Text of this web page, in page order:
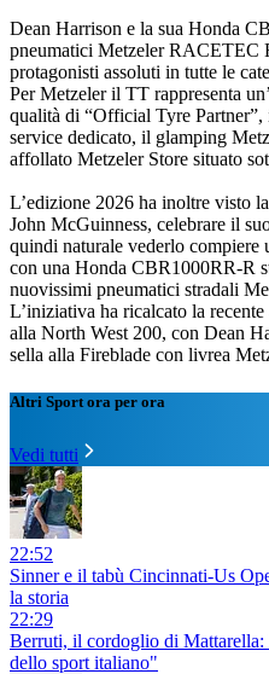
Dean Harrison e la sua Honda
pneumatici Metzeler RACETEC
protagonisti assoluti in tutte le
Per Metzeler il TT rappresenta
qualità di “Official Tyre Partner”,
service dedicato, il glamping
affollato Metzeler Store situato
L’edizione 2026 ha inoltre visto
John McGuinness, celebrare il
quindi naturale vederlo
con una Honda CBR1000RR-R
nuovissimi pneumatici stradali
L’iniziativa ha ricalcato la
alla North West 200, con Dean
sella alla Fireblade con livrea
Altri Sport ora per ora
Vedi tutti
22:52
Sinner e il tabù Cincinnati-Us
la storia
22:29
Berruti, il cordoglio di Mattarella:
dello sport italiano"